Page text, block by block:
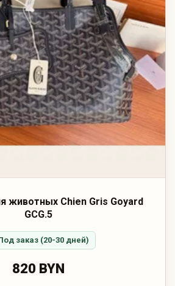
животных Chien Gris Goyard
GCG.5
заказ (20-30 дней)
820 BYN